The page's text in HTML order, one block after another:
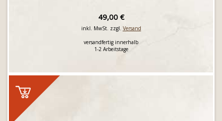
49,00 €
inkl. MwSt. zzgl. Versand
versandfertig innerhalb
1-2 Arbeitstage